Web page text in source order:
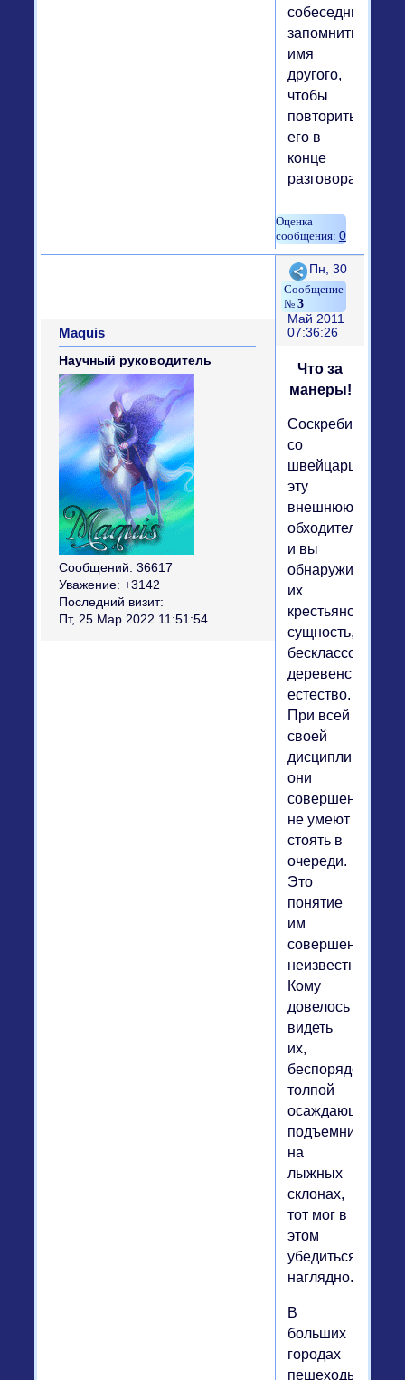
собеседника
запомнить
имя
другого,
чтобы
повторить
его в
конце
разговора.
0
Поделиться
3
Пн, 30
Май 2011
07:36:26
Maquis
Научный руководитель
Сообщений: 36617
Уважение: +3142
Последний визит:
Пт, 25 Мар 2022 11:51:54
Что за
манеры!
Соскребите
со
швейцарцев
эту
внешнюю
обходительность,
и вы
обнаружите
их
крестьянскую
сущность,
бесклассовое
деревенское
естество.
При всей
своей
они
совершенно
не умеют
стоять в
очереди.
Это
понятие
им
совершенно
неизвестно.
Кому
довелось
видеть
их,
беспорядочной
толпой
осаждающих
подъемники
на
лыжных
склонах,
тот мог в
этом
убедиться
наглядно.
В
больших
городах
пешеходы